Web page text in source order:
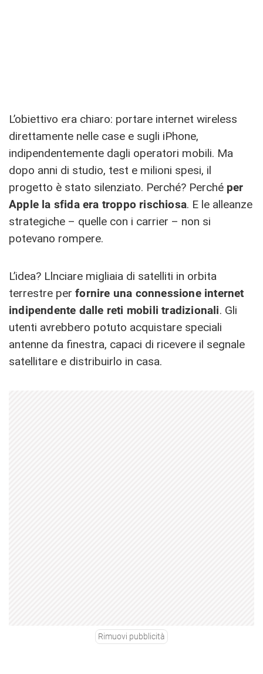
L’obiettivo era chiaro: portare internet wireless
direttamente nelle case e sugli iPhone,
indipendentemente dagli operatori mobili. Ma
dopo anni di studio, test e milioni spesi, il
progetto è stato silenziato. Perché? Perché per
Apple la sfida era troppo rischiosa. E le alleanze
strategiche – quelle con i carrier – non si
potevano rompere.
L’idea? Llnciare migliaia di satelliti in orbita
terrestre per fornire una connessione internet
indipendente dalle reti mobili tradizionali. Gli
utenti avrebbero potuto acquistare speciali
antenne da finestra, capaci di ricevere il segnale
satellitare e distribuirlo in casa.
Rimuovi pubblicità